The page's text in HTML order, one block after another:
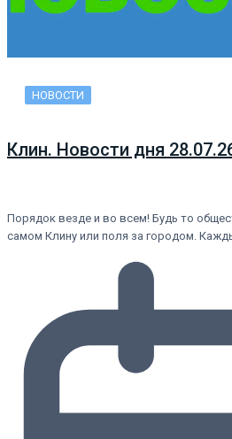
НОВОСТИ
Клин. Новости дня
Порядок везде и во всем! Будь то
самом Клину или поля за городом.